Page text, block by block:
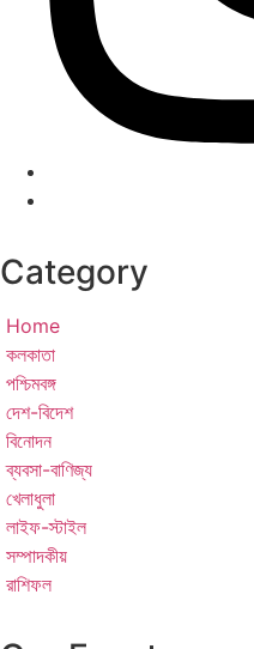
Category
Home
কলকাতা
পশ্চিমবঙ্গ
দেশ-বিদেশ
বিনোদন
ব্যবসা-বাণিজ্য
খেলাধুলা
লাইফ-স্টাইল
সম্পাদকীয়
রাশিফল